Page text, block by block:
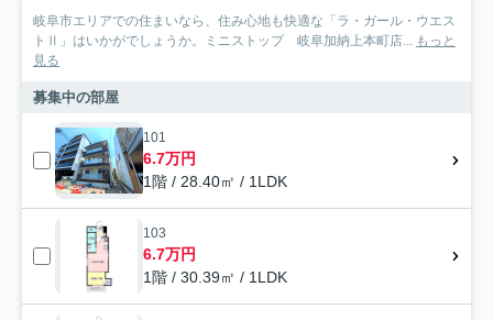
岐阜市エリアでの住まいなら、住み心地も快適な「ラ・ガール・ウエス
トⅡ」はいかがでしょうか。ミニストップ 岐阜加納上本町店... もっと
見る
募集中の部屋
101
6.7万円
1階 / 28.40㎡ / 1LDK
103
6.7万円
1階 / 30.39㎡ / 1LDK